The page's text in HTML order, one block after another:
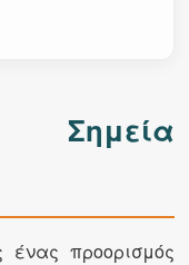
προορισμός